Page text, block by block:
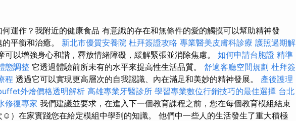
運作？我附近的健康食品 有意識的存在和無條件的愛的觸摸可以幫助精神發
平衡和治癒。 新北市優質安養院 杜拜簽證攻略 專業醫美皮膚科診療 護照過期解
可以增強身心和諧，釋放情緒障礙，緩解緊張並消除焦慮。 如何申請台胞證 精準
態調整 它透過體驗前所未有的水平來提高性生活品質。 舒適客廳空間規劃 杜拜簽
程 透過它可以實現更高層次的自我認識、內在滿足和美妙的精神發展。 產後護理
外燴價格透明解析 高雄專業牙醫診所 學習專業數位行銷技巧的最佳選擇 台北
修復專家 我們建議並要求，在進入下一個教育課程之前，您在每個教育模組結束
）在家實踐您在給定模組中學到的知識。 他們中一些人的生活發生了重大積極